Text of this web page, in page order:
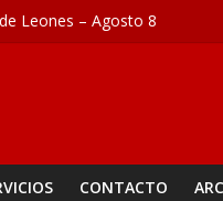
Leones – Agosto 8
y pintura fueron
Ipiales refuerza la
la propuesta que
CONTACTO